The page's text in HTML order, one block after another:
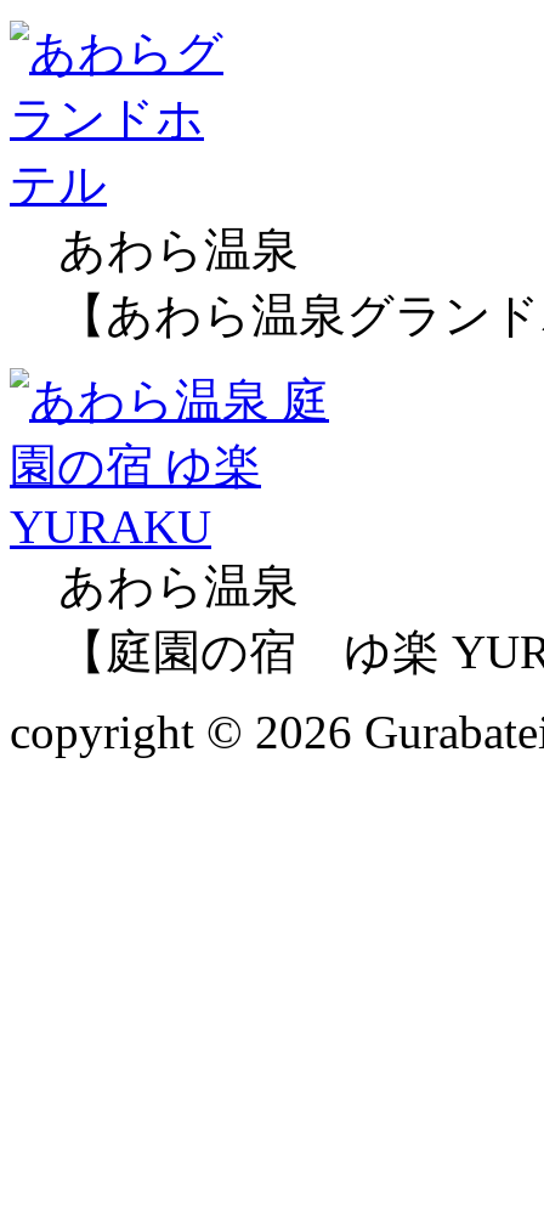
あわら温泉
【あわら温泉グラン
あわら温泉
【庭園の宿 ゆ楽
copyright © 2026